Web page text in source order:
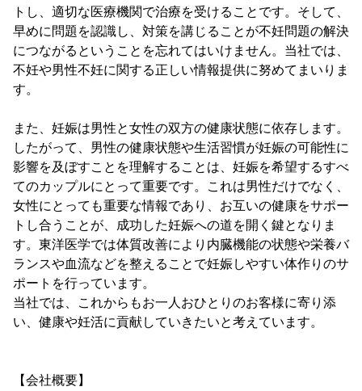
トし、適切な医療機関で治療を受けることです。そして、
早めに問題を認識し、対策を講じることが不妊問題の解決
につながるということを忘れてはいけません。当社では、
不妊や男性不妊に関する正しい情報提供に努めてまいりま
す。
また、妊娠は男性と女性の双方の健康状態に依存します。
したがって、男性の健康状態や生活習慣が妊娠の可能性に
影響を及ぼすことを理解することは、妊娠を希望するすべ
てのカップルにとって重要です。これは男性だけでなく、
女性にとっても重要な情報であり、お互いの健康をサポー
トし合うことが、成功した妊娠への道を開く鍵となりま
す。東洋医学では体質改善により内臓機能の状態や栄養バ
ランスや血流などを整えることで妊娠しやすい体作りのサ
ポートを行っています。
当社では、これからもお一人おひとりのお客様に寄り添
い、健康や妊活に貢献していきたいと考えています。
【会社概要】